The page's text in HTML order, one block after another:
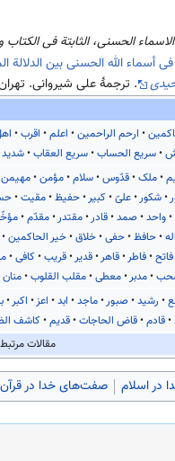
الحسنی، الثابتة فی الکتاب
فی أسماء الله الحسنی بین الدلالة
. ترجمهٔ علی شیروانی.
ارحم الراحمین اعلم اقرب
سریع الحساب سریع العقاب شدید
ملک قدّوس سلام مؤمن مهیمن
شکور علیّ کبیر حفیظ مقیت
واحد صمد قادر مقتدر مقدّم
اله حافظ حفی خلاق خیر الحاکمین
فاتح فاطر قاهر قدیر قریب کافی
مدبر معطی مقلب القلوب منان
رشید صبور ماجد ابد اعز اکبر
قادم قاض الحاجات قدیم کاشف
مقالات
در اسلام صفت‌های خدا در قرآن